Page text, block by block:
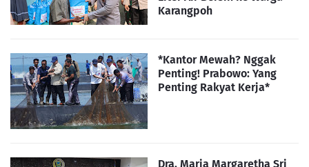
Karangpoh
*Kantor Mewah? Nggak
Penting! Prabowo: Yang
Penting Rakyat Kerja*
Dra. Maria Margaretha Sri